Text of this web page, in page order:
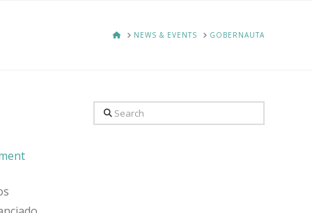
HOMENEWS & EVENTS GOBERNAUTA
Search